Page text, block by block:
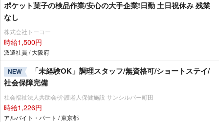
ポケット菓子の検品作業/安心の大手企業!日勤 土日祝休み 残業
なし
株式会社トーコー
時給1,500円
派遣社員 / 大阪府
NEW
「未経験OK」調理スタッフ/無資格可/ショートステイ/
社会保障完備
社会福祉法人共助会/介護老人保健施設 サンシルバー町田
時給1,226円
アルバイト・パート / 東京都